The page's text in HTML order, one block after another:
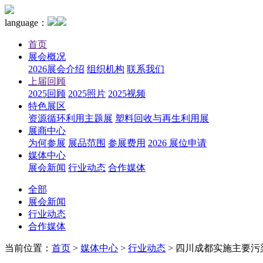
language：
首页
展会概况
2026展会介绍 组织机构 联系我们
上届回顾
2025回顾 2025照片 2025视频
特色展区
资源循环利用主题展 塑料回收与再生利用展
展商中心
为何参展 展品范围 参展费用 2026 展位申请
媒体中心
展会新闻 行业动态 合作媒体
全部
展会新闻
行业动态
合作媒体
当前位置： 首页 > 媒体中心 > 行业动态 > 四川成都实施主要